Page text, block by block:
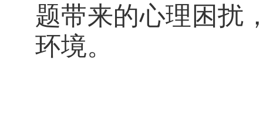
题带来的心理困扰
环境。